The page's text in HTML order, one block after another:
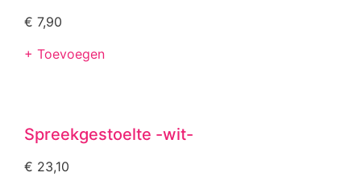
€ 7,90
+ Toevoegen
Spreekgestoelte -wit-
€ 23,10